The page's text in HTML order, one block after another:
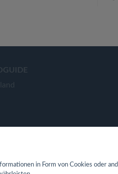
in Form von Cookies oder